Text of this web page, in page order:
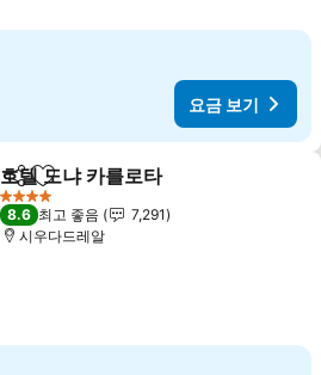
요금 보기
공유 즐겨찾기에 추가
호텔 도냐 카를로타
4 성급
8.6 최고 좋음
7,291
시우다드레알